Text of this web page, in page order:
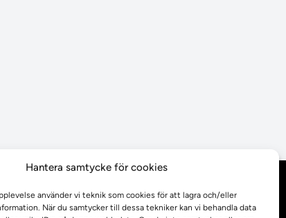
Hantera samtycke för cookies
använder vi teknik som cookies för att lagra och/eller
När du samtycker till dessa tekniker kan vi behandla data
Behandling av
personuppgifter